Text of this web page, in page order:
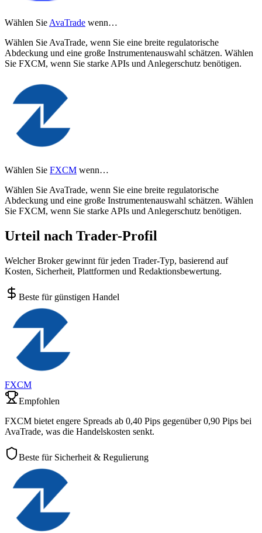
Wählen SieAvaTrade wenn…
Wählen Sie AvaTrade, wenn Sie eine breite regulatorische
Abdeckung und eine große Instrumentenauswahl schätzen. Wählen
Sie FXCM, wenn Sie starke APIs und Anlegerschutz benötigen.
Wählen Sie FXCM wenn…
Wählen Sie AvaTrade, wenn Sie eine breite regulatorische
Abdeckung und eine große Instrumentenauswahl schätzen. Wählen
Sie FXCM, wenn Sie starke APIs und Anlegerschutz benötigen.
Urteil nach Trader-Profil
Welcher Broker gewinnt für jeden Trader-Typ, basierend auf
Kosten, Sicherheit, Plattformen und Redaktionsbewertung.
Beste für günstigen Handel
FXCM
Empfohlen
FXCM bietet engere Spreads ab 0,40 Pips gegenüber 0,90 Pips bei
AvaTrade, was die Handelskosten senkt.
Beste für Sicherheit & Regulierung